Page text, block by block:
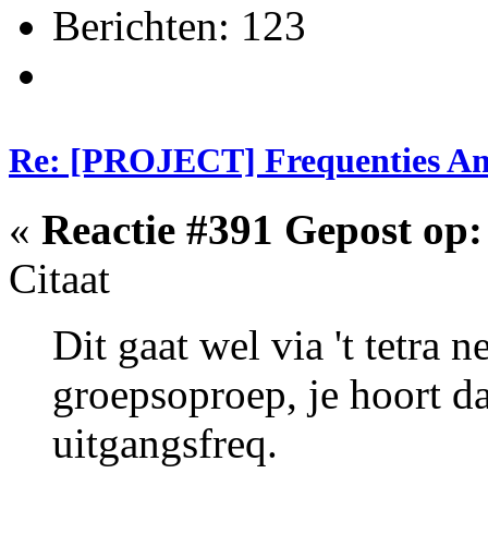
Berichten: 123
Re: [PROJECT] Frequenties
« Reactie #391 Gepost op:
Citaat
Dit gaat wel via 't tetra
groepsoproep, je hoort
uitgangsfreq.